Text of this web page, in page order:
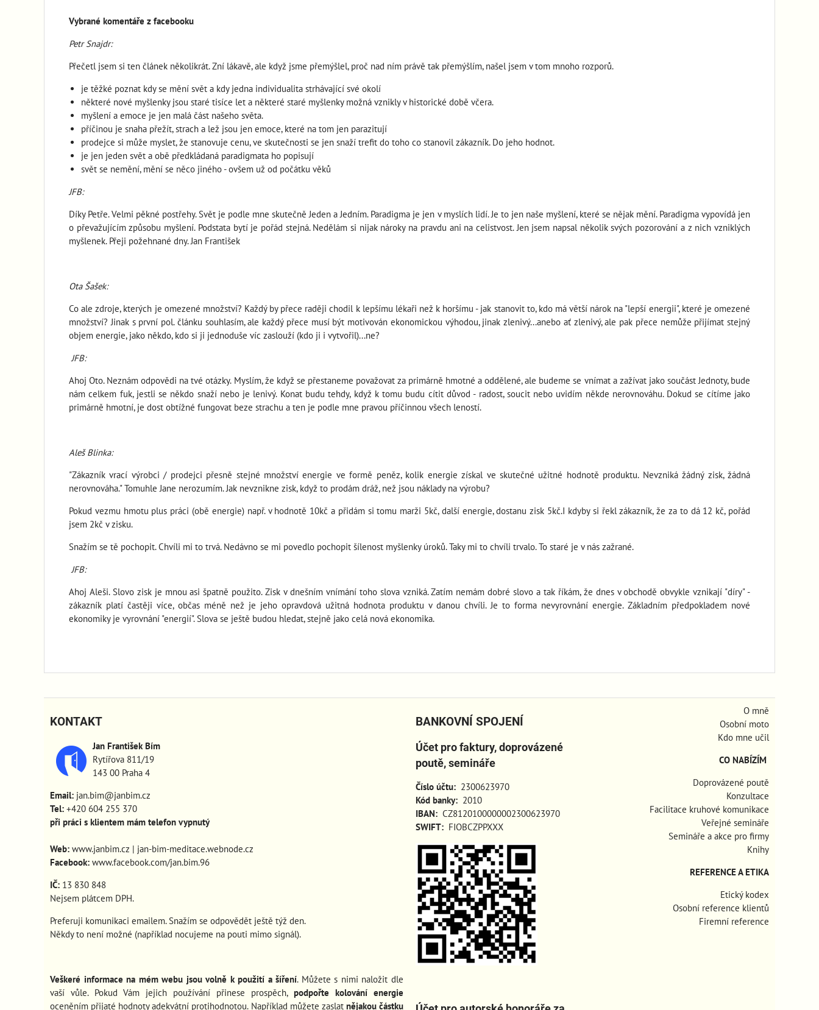
Vybrané komentáře z facebooku
Petr Snajdr:
Přečetl jsem si ten článek několikrát. Zní lákavě, ale když jsme přemýšlel, proč nad ním právě tak přemýšlím, našel jsem v tom mnoho rozporů.
je těžké poznat kdy se mění svět a kdy jedna individualita strhávající své okolí
některé nové myšlenky jsou staré tisíce let a některé staré myšlenky možná vznikly v historické době včera.
myšlení a emoce je jen malá část našeho světa.
příčinou je snaha přežít, strach a lež jsou jen emoce, které na tom jen parazitují
prodejce si může myslet, že stanovuje cenu, ve skutečnosti se jen snaží trefit do toho co stanovil zákazník. Do jeho hodnot.
je jen jeden svět a obě předkládaná paradigmata ho popisují
svět se nemění, mění se něco jiného - ovšem už od počátku věků
JFB:
Díky Petře. Velmi pěkné postřehy. Svět je podle mne skutečně Jeden a Jedním. Paradigma je jen v myslích lidí. Je to jen naše myšlení, které se nějak mění. Paradigma vypovídá jen
o převažujícím způsobu myšlení. Podstata bytí je pořád stejná. Nedělám si nijak nároky na pravdu ani na celistvost. Jen jsem napsal několik svých pozorování a z nich vzniklých
myšlenek. Přeji požehnané dny. Jan František
Ota Šašek:
Co ale zdroje, kterých je omezené množství? Každý by přece raději chodil k lepšímu lékaři než k horšímu - jak stanovit to, kdo má větší nárok na "lepší energii", které je omezené
množství? Jinak s první pol. článku souhlasím, ale každý přece musí být motivován ekonomickou výhodou, jinak zlenivý...anebo ať zlenivý, ale pak přece nemůže přijímat stejný
objem energie, jako někdo, kdo si ji jednoduše víc zaslouží (kdo ji i vytvořil)...ne?
JFB:
Ahoj Oto. Neznám odpovědi na tvé otázky. Myslím, že když se přestaneme považovat za primárně hmotné a oddělené, ale budeme se vnímat a zažívat jako součást Jednoty, bude
nám celkem fuk, jestli se někdo snaží nebo je lenivý. Konat budu tehdy, když k tomu budu cítit důvod - radost, soucit nebo uvidím někde nerovnováhu. Dokud se cítíme jako
primárně hmotní, je dost obtížné fungovat beze strachu a ten je podle mne pravou příčinnou všech leností.
Aleš Blinka:
"Zákazník vrací výrobci / prodejci přesně stejné množství energie ve formě peněz, kolik energie získal ve skutečné užitné hodnotě produktu. Nevzniká žádný zisk, žádná
nerovnováha." Tomuhle Jane nerozumím. Jak nevznikne zisk, když to prodám dráž, než jsou náklady na výrobu?
Pokud vezmu hmotu plus práci (obě energie) např. v hodnotě 10kč a přidám si tomu marži 5kč, další energie, dostanu zisk 5kč.I kdyby si řekl zákazník, že za to dá 12 kč, pořád
jsem 2kč v zisku.
Snažím se tě pochopit. Chvíli mi to trvá. Nedávno se mi povedlo pochopit šílenost myšlenky úroků. Taky mi to chvíli trvalo. To staré je v nás zažrané.
JFB:
Ahoj Aleši. Slovo zisk je mnou asi špatně použito. Zisk v dnešním vnímání toho slova vzniká. Zatím nemám dobré slovo a tak říkám, že dnes v obchodě obvykle vznikají "díry" -
zákazník platí častěji více, občas méně než je jeho opravdová užitná hodnota produktu v danou chvíli. Je to forma nevyrovnání energie. Základním předpokladem nové
ekonomiky je vyrovnání "energií". Slova se ještě budou hledat, stejně jako celá nová ekonomika.
KONTAKT
Jan František Bím
Rytířova 811/19
143 00 Praha 4
Email: jan.bim@janbim.cz
Tel: +420 604 255 370
při práci s klientem mám telefon vypnutý
Web: www.janbim.cz | jan-bim-meditace.webnode.cz
Facebook: www.facebook.com/jan.bim.96
IČ: 13 830 848
Nejsem plátcem DPH.
Preferuji komunikaci emailem. Snažím se odpovědět ještě týž den.
Někdy to není možné (například nocujeme na pouti mimo signál).
Veškeré informace na mém webu jsou volně k použití a šíření. Můžete s nimi naložit dle
vaší vůle. Pokud Vám jejich používání přinese prospěch,podpořte kolování energie
oceněním přijaté hodnoty adekvátní protihodnotou. Například můžete zaslat nějakou částku
BANKOVNÍ SPOJENÍ
Účet pro faktury, doprovázené
poutě, semináře
Číslo účtu: 2300623970
Kód banky: 2010
IBAN: CZ8120100000002300623970
SWIFT: FIOBCZPPXXX
O mně
Osobní moto
Kdo mne učil
CO NABÍZÍM
Doprovázené poutě
Konzultace
Facilitace kruhové komunikace
Veřejné semináře
Semináře a akce pro firmy
Knihy
REFERENCE A ETIKA
Etický kodex
Osobní reference klientů
Firemní reference